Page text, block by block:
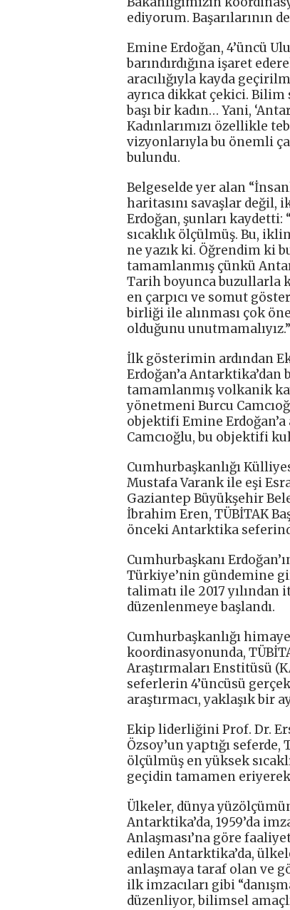
ediyorum. Başarılarının
Emine Erdoğan, 4’üncü
barındırdığına işaret
aracılığıyla kayda
ayrıca dikkat çekici. Bilim
başı bir kadın… Yani,
Kadınlarımızı özellikle
vizyonlarıyla bu önemli
bulundu.
Belgeselde yer alan
haritasını savaşlar değil,
Erdoğan, şunları kaydetti:
sıcaklık ölçülmüş. Bu,
ne yazık ki. Öğrendim ki
tamamlanmış çünkü
Tarih boyunca buzullarla
en çarpıcı ve somut
birliği ile alınması çok
olduğunu unutmamalıyız.”
İlk gösterimin ardından
Erdoğan’a
tamamlanmış volkanik
yönetmeni Burcu
objektifi Emine
Camcıoğlu, bu objektifi
Cumhurbaşkanlığı
Mustafa Varank ile eşi
Gaziantep Büyükşehir
İbrahim Eren, TÜBİTAK
önceki Antarktika
Cumhurbaşkanı
Türkiye’nin gündemine
talimatı ile 2017 yılından
düzenlenmeye başlandı.
Cumhurbaşkanlığı
koordinasyonunda,
Araştırmaları Enstitüsü
seferlerin 4’üncüsü
araştırmacı, yaklaşık bir
Ekip liderliğini Prof. Dr.
Özsoy’un yaptığı
ölçülmüş en yüksek
geçidin tamamen
Ülkeler, dünya
Antarktika’da, 1959’da
Anlaşması’na göre
edilen Antarktika’da,
anlaşmaya taraf olan ve
ilk imzacıları gibi
düzenliyor, bilimsel